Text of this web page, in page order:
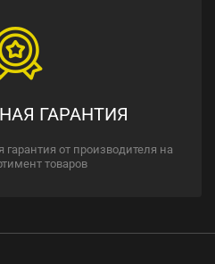
ГАРАНТИЯ
от производителя на
товаров